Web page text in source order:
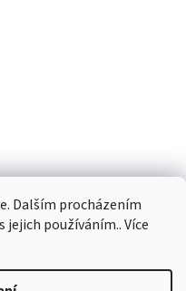
Dalším procházením
používáním.. Více